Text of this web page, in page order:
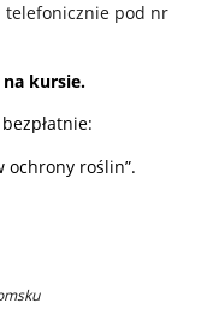
telefonicznie pod nr
na kursie.
ochrony roślin”.